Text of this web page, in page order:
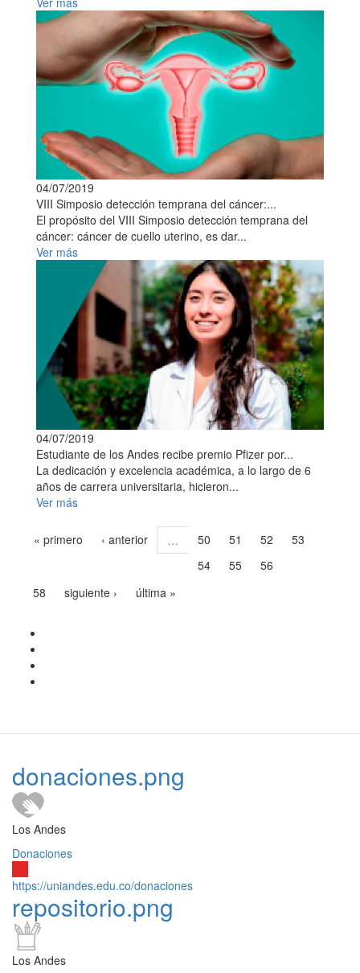
04/07/2019
VIII Simposio detección temprana del cáncer:...
El propósito del VIII Simposio detección temprana del
cáncer: cáncer de cuello uterino, es dar...
Ver más
04/07/2019
Estudiante de los Andes recibe premio Pfizer por...
La dedicación y excelencia académica, a lo largo de 6
años de carrera universitaria, hicieron...
Ver más
« primero ‹ anterior … 50 51 52
53
54
55 56
58
siguiente › última »
donaciones.png
Los Andes
Donaciones
https://uniandes.edu.co/donaciones
repositorio.png
Los Andes